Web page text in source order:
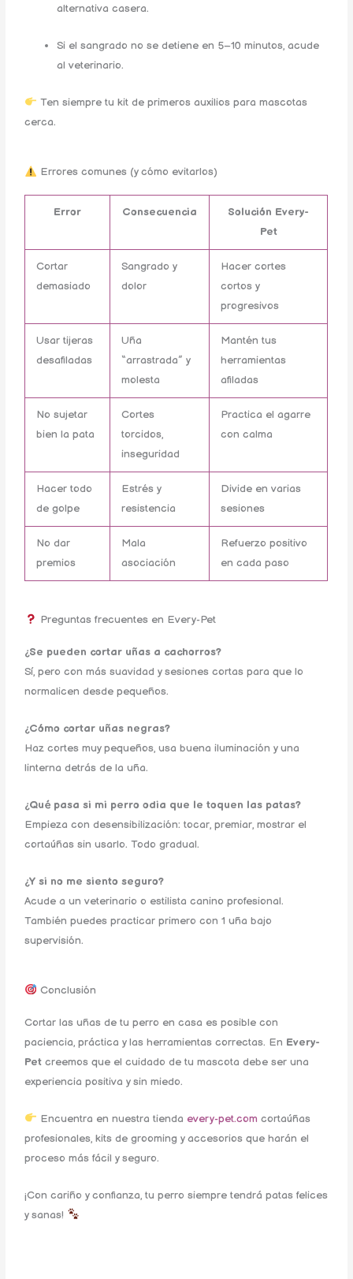
alternativa casera.
Si el sangrado no se detiene en 5–10 minutos, acude
al veterinario.
Ten siempre tu kit de primeros auxilios para mascotas
cerca.
Errores comunes (y cómo evitarlos)
Error Consecuencia
Solución Every-
Pet
Cortar
demasiado
Sangrado y
dolor
Hacer cortes
cortos y
progresivos
Usar tijeras
desafiladas
Uña
“arrastrada” y
molesta
Mantén tus
herramientas
afiladas
No sujetar
bien la pata
Cortes
torcidos,
inseguridad
Practica el agarre
con calma
Hacer todo
de golpe
Estrés y
resistencia
Divide en varias
sesiones
No dar
premios
Mala
asociación
Refuerzo positivo
en cada paso
Preguntas frecuentes en Every-Pet
¿Se pueden cortar uñas a cachorros?
Sí, pero con más suavidad y sesiones cortas para que lo
normalicen desde pequeños.
¿Cómo cortar uñas negras?
Haz cortes muy pequeños, usa buena iluminación y una
linterna detrás de la uña.
¿Qué pasa si mi perro odia que le toquen las patas?
Empieza con desensibilización: tocar, premiar, mostrar el
cortaúñas sin usarlo. Todo gradual.
¿Y si no me siento seguro?
Acude a un veterinario o estilista canino profesional.
También puedes practicar primero con 1 uña bajo
supervisión.
Conclusión
Cortar las uñas de tu perro en casa es posible con
paciencia, práctica y las herramientas correctas. En Every-
Pet creemos que el cuidado de tu mascota debe ser una
experiencia positiva y sin miedo.
Encuentra en nuestra tienda every-pet.com cortaúñas
profesionales, kits de grooming y accesorios que harán el
proceso más fácil y seguro.
¡Con cariño y confianza, tu perro siempre tendrá patas felices
y sanas!